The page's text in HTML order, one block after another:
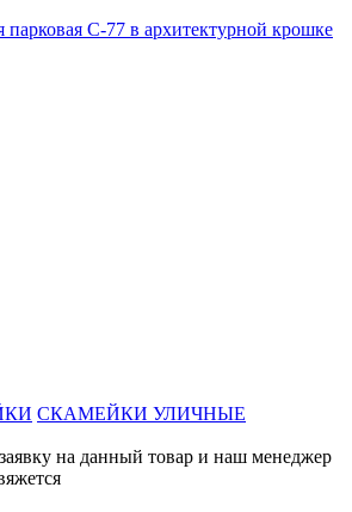
СКАМЕЙКИ УЛИЧНЫЕ
на данный товар и наш менеджер